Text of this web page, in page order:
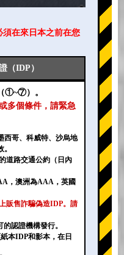
在來日本之前在您
（IDP）
①~⑦）。
多個條件，請緊急
西哥、科威特、沙烏地
道路交通公約（日內
，澳洲為AAA，英國
販售詐騙偽造IDP。請
認證機構發行。
本IDP和影本，在日